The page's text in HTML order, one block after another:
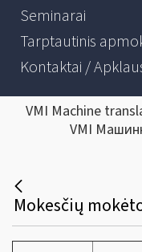
Seminarai
Tarptautinis
Kontaktai /
VMI Machine
VMI